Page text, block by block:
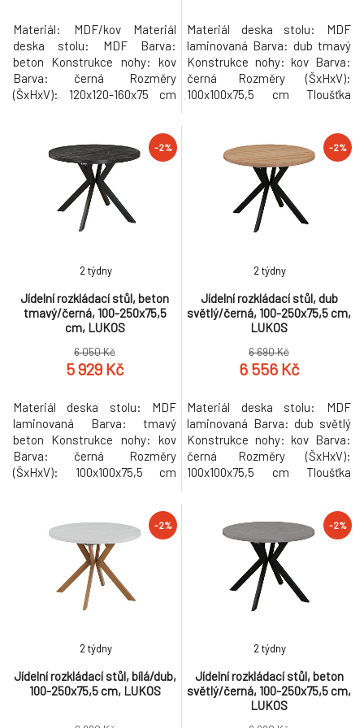
Materiál: MDF/kov Materiál
deska stolu: MDF Barva:
beton Konstrukce nohy: kov
Barva: černá Rozměry
(ŠxHxV): 120x120-160x75 cm
Vhodný pro 4-6 osob Nosnost:
35 kg Dodáváno v demontu
Hmotnost: 32kg
Materiál deska stolu: MDF
laminovaná Barva: dub tmavý
Konstrukce nohy: kov Barva:
černá Rozměry (ŠxHxV):
100x100x75,5 cm Tloušťka
rozkladu 1,8 cm Kulatý
Praktický Rozkládací Dodáván
s 3× středovými deskami
Rozklad s jednou deskou: 150
cm Rozklad se dvěma
deskami: 200 cm Rozklad s
-2%
Jídelní rozkládací stůl, beton
tmavý/černá, 100-250x75,5
cm, LUKOS
2 týdny
6 050 Kč
5 929 Kč
Materiál deska stolu: MDF
laminovaná Barva: tmavý
beton Konstrukce nohy: kov
Barva: černá Rozměry
(ŠxHxV): 100x100x75,5 cm
materiálu desek při rozkladu
1,8 cm Kulatý Praktický
Rozkládací Dodáván s 3×
středovými deskami Rozklad s
jednou deskou: 150 cm Rozklad
se dvěma deskami: 200 cm
-2%
Jídelní rozkládací stůl, dub
světlý/černá, 100-250x75,5 cm,
LUKOS
2 týdny
6 690 Kč
6 556 Kč
Materiál deska stolu: MDF
laminovaná Barva: dub světlý
Konstrukce nohy: kov Barva:
černá Rozměry (ŠxHxV):
100x100x75,5 cm Tloušťka
rozkladu 1,8 cm Kulatý
Praktický Rozkládací Dodáván
s 3× středovými deskami
Rozklad s jednou deskou: 150
cm Rozklad se dvěma
deskami: 200 cm Rozklad
-2%
Jídelní rozkládací stůl, bílá/dub,
100-250x75,5 cm, LUKOS
2 týdny
-2%
Jídelní rozkládací stůl, beton
světlý/černá, 100-250x75,5 cm,
LUKOS
2 týdny